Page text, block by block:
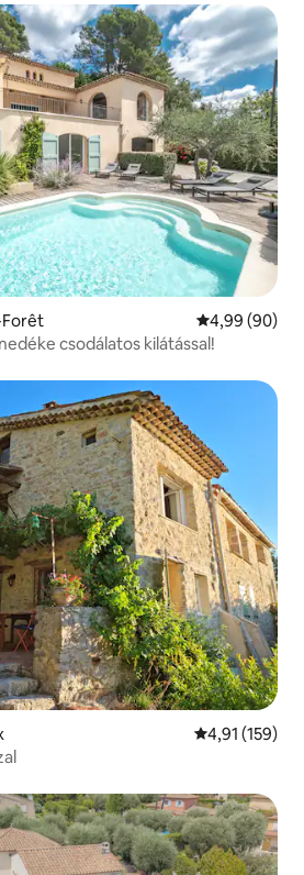
Átlagos
4,99 (90)
csodálatos kilátással!
Átlagos
4,91 (159)